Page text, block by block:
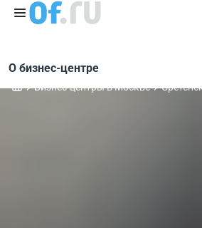
О бизнес-центре
Бизнес-центры в Москве